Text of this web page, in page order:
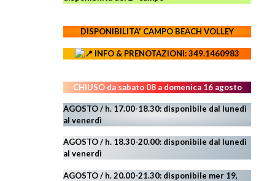
DISPONIBILITA' CAMPOBEACH VOLLEY
INFO & PRENOTAZIONI: 349.1460983
CHIUSO da sabato 08 a domenica 16 agosto
AGOSTO / h. 17.00-18.30: disponibile dal lunedì
al venerdì
AGOSTO/ h. 18.30-20.00: disponibile dal lunedì
al venerdì
AGOSTO / h. 20.00-21.30: disponibile mer 19,